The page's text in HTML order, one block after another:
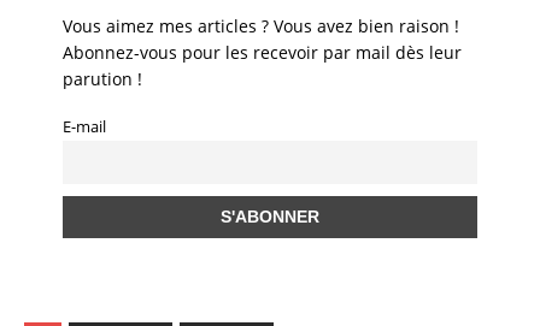
a
m
b
o
A
p
dI
n
t s
a
g
er
Vous aimez mes articles ? Vous avez bien raison !
Abonnez-vous pour les recevoir par mail dès leur
parution !
E-mail